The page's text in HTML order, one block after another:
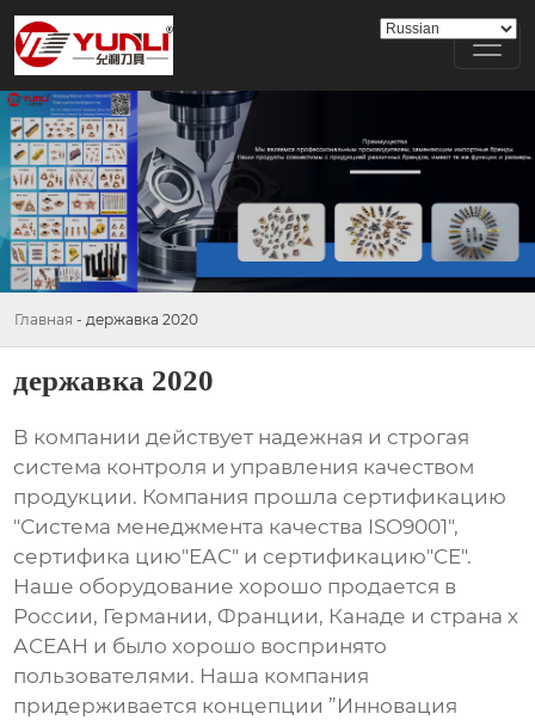
Главная - державка 2020
державка 2020
В компании действует надежная и строгая
система контроля и управления качеством
продукции. Компания прошла сертификацию
"Система менеджмента качества ISO9001",
сертифика цию"ЕАС" и сертификацию"СЕ".
Наше оборудование хорошо продается в
России, Германии, Франции, Канаде и страна х
АСЕАН и было хорошо воспринято
пользователями. Наша компания
придерживается концепции ”Инновация